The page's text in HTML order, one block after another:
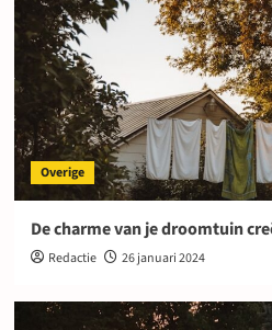
Overige
De charme van je droomtuin
Redactie 26 januari 2024